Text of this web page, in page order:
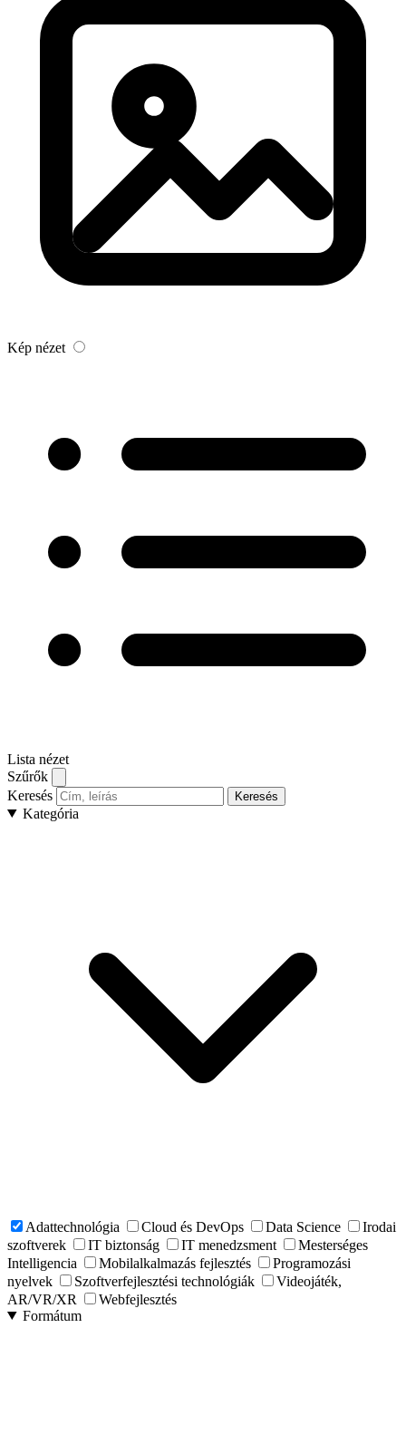
Kép nézet
Lista nézet
Szűrők
Keresés
Keresés
Kategória
Adattechnológia Cloud és DevOps Data Science
Irodai
szoftverek
IT biztonság IT menedzsment
Mesterséges
Intelligencia
Mobilalkalmazás fejlesztés
Programozási
nyelvek
Szoftverfejlesztési technológiák
Videojáték,
AR/VR/XR
Webfejlesztés
Formátum